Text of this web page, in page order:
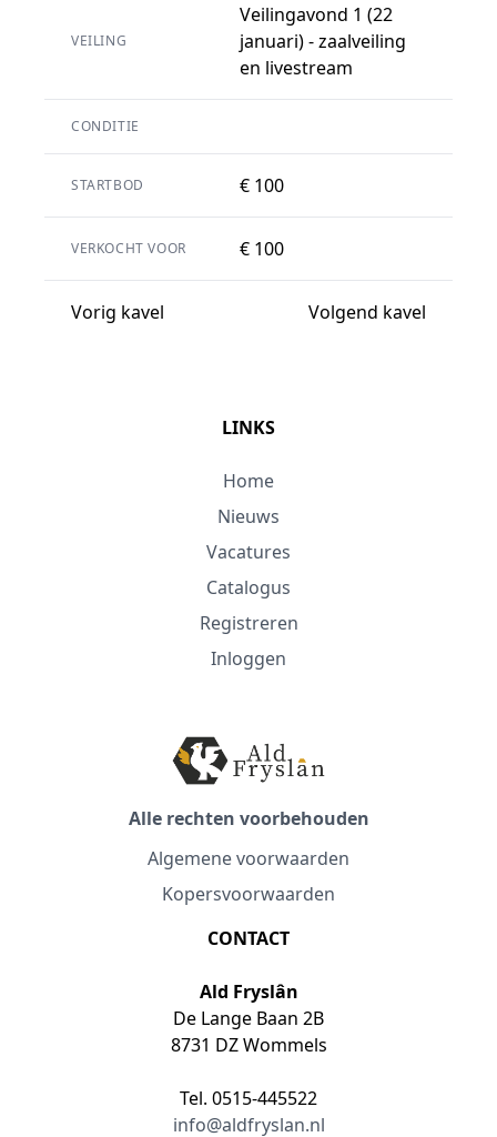
VEILING
Veilingavond 1 (22
januari) - zaalveiling
en livestream
CONDITIE
STARTBOD € 100
VERKOCHT VOOR € 100
Vorig kavel Volgend kavel
LINKS
Home
Nieuws
Vacatures
Catalogus
Registreren
Inloggen
Alle rechten voorbehouden
Algemene voorwaarden
Kopersvoorwaarden
CONTACT
Ald Fryslân
De Lange Baan 2B
8731 DZ Wommels
Tel. 0515-445522
info@aldfryslan.nl